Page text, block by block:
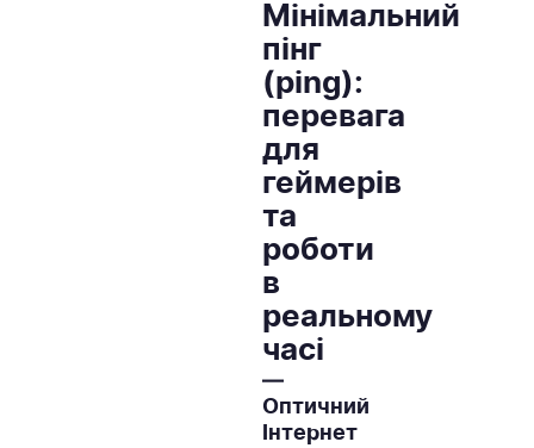
Мінімальний
пінг
(ping):
перевага
для
геймерів
та
роботи
в
реальному
часі
—
Оптичний
Інтернет